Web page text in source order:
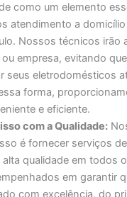
como um elemento
atendimento a
Nossos técnicos irão
empresa, evitando
seus eletrodomésticos
forma,
e eficiente.
com a Qualidade:
é fornecer serviços
qualidade em todos
em garantir
com excelência, do